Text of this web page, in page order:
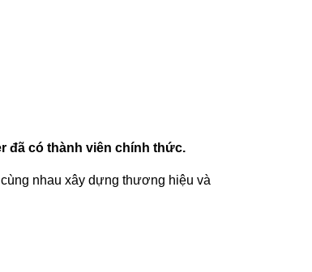
đã có thành viên chính thức.
nhau xây dựng thương hiệu và